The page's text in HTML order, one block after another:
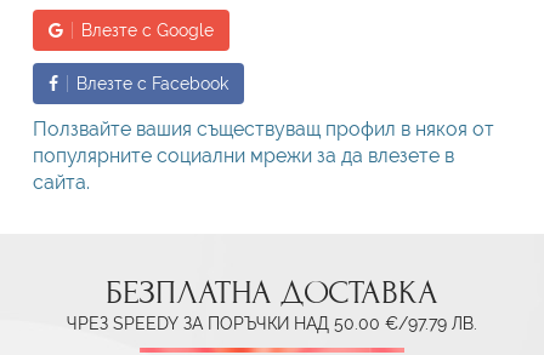
Влезте с Google
Влезте с Facebook
Ползвайте вашия съществуващ профил в някоя от
популярните социални мрежи за да влезете в
сайта.
БЕЗПЛАТНА ДОСТАВКА
ЧРЕЗ SPEEDY ЗА ПОРЪЧКИ НАД 50.00 €/97.79 ЛВ.